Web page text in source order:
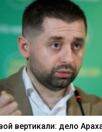
вертикали: дело